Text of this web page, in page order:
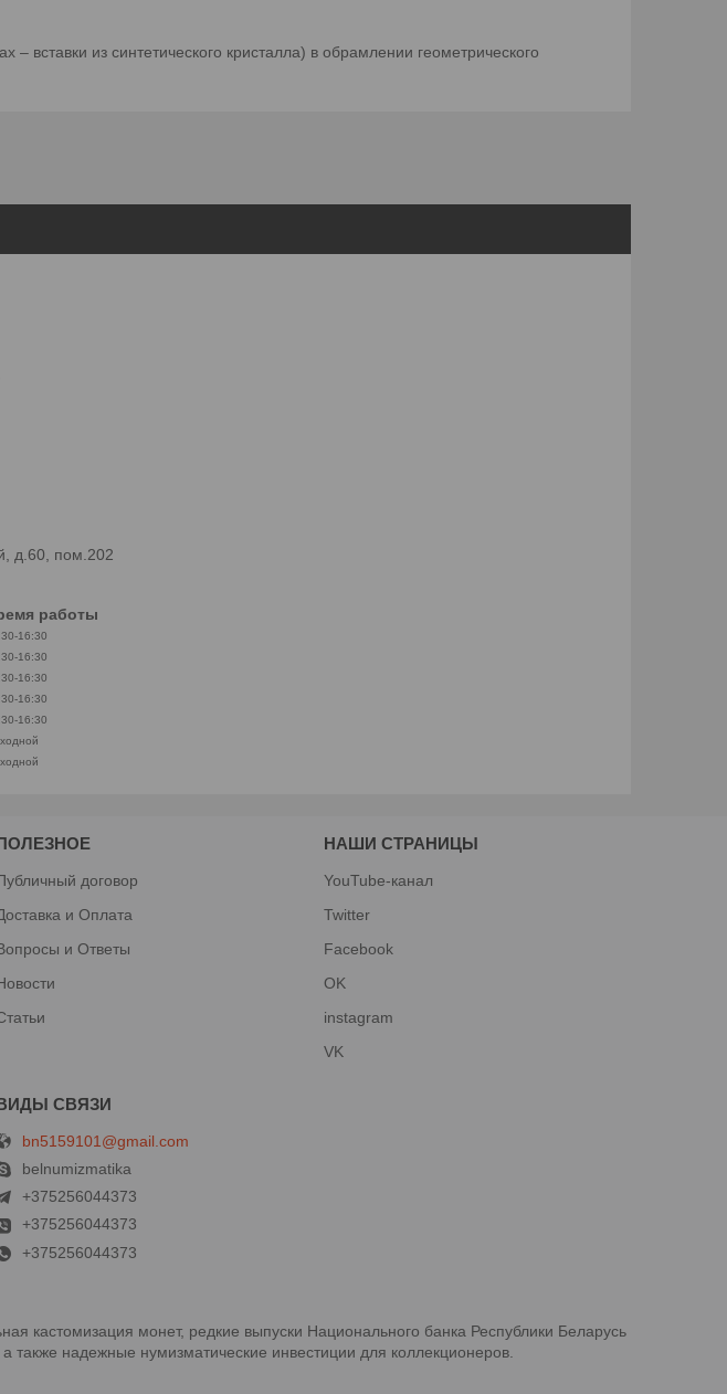
вставки из синтетического кристалла) в обрамлении геометрического
д.60, пом.202
работы
16:30
16:30
16:30
16:30
16:30
договор
и Оплата
и Ответы
НАШИ СТРАНИЦЫ
YouTube-канал
Twitter
Facebook
OK
instagram
VK
bn5159101@gmail.com
belnumizmatika
+375256044373
+375256044373
+375256044373
монет, редкие выпуски Национального банка Республики Беларусь
надежные нумизматические инвестиции для коллекционеров.